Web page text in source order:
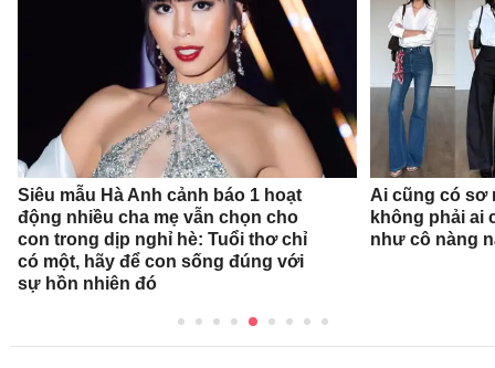
Siêu mẫu Hà Anh cảnh báo 1 hoạt
động nhiều cha mẹ vẫn chọn cho
con trong dịp nghỉ hè: Tuổi thơ chỉ
có một, hãy để con sống đúng với
sự hồn nhiên đó
Ai cũng có sơ
không phải ai
như cô nàng